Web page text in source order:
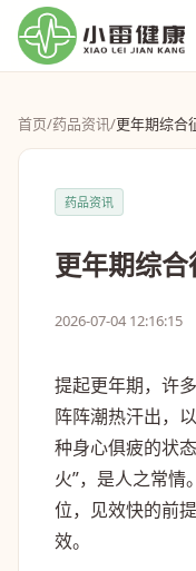
首页/药品资讯/更年期综合
药品资讯
更年期综
2026-07-04 12:16:15
提起更年期，许
阵阵潮热汗出，
种身心俱疲的状
火”，是人之常情
位，见效快的前
效。